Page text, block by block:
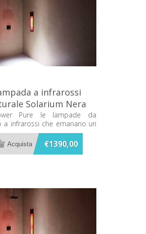
a infrarossi
Solarium Nera
PURE 80063
Pure le lampade da
a infrarossi che emanano un
terapeutico mentre ti fai la
€1390,00